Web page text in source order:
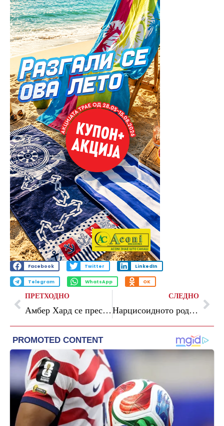
Facebook Twitter LinkedIn
Telegram WhatsApp OK
ПРЕТХОДНО
Амбер Хард се пресели во Шпанија
СЛЕДНО
Нарцисоидното родителство и штетните последици